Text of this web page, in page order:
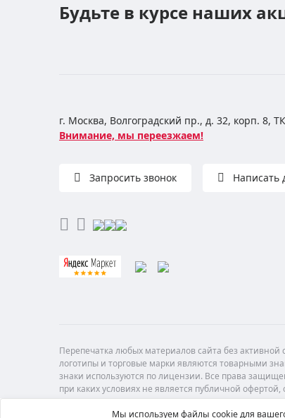
Будьте в курсе наших
г. Москва, Волгоградский пр., д. 32, корп. 8,
Внимание, мы переезжаем!
Запросить звонок Написать
Перепечатка любых материалов сайта без
логотипы и торговые марки являются товарными
знаки используются по лицензии. Все права
при каких условиях не является публичной
Мы используем файлы cookie для